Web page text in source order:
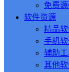
免费
软件资源
精品
手机
辅助
其他